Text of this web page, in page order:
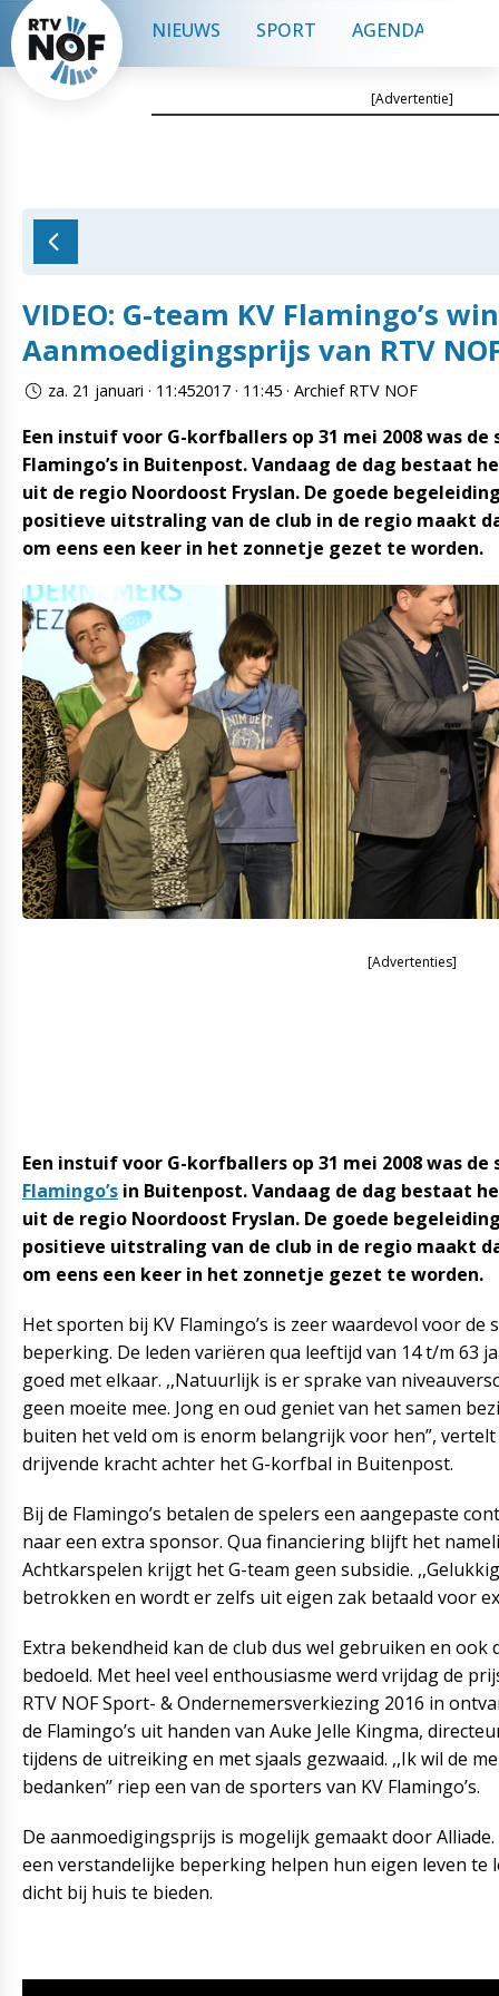
NIEUWS SPORT AGENDA
[Advertentie]
VIDEO: G-team KV Flamingo’s
Aanmoedigingsprijs van RTV
za. 21 januari · 11:452017 · 11:45 · Archief RTV NOF
Een instuif voor G-korfballers op 31 mei 2008 was
Flamingo’s in Buitenpost. Vandaag de dag bestaat
uit de regio Noordoost Fryslan. De goede
positieve uitstraling van de club in de regio maakt
om eens een keer in het zonnetje gezet te worden.
[Advertenties]
Een instuif voor G-korfballers op 31 mei 2008 was
Flamingo’s in Buitenpost. Vandaag de dag bestaat
uit de regio Noordoost Fryslan. De goede
positieve uitstraling van de club in de regio maakt
om eens een keer in het zonnetje gezet te worden.
Het sporten bij KV Flamingo’s is zeer waardevol voor
beperking. De leden variëren qua leeftijd van 14 t/m 63
goed met elkaar. ,,Natuurlijk is er sprake van
geen moeite mee. Jong en oud geniet van het samen
buiten het veld om is enorm belangrijk voor hen”,
drijvende kracht achter het G-korfbal in Buitenpost.
Bij de Flamingo’s betalen de spelers een aangepaste
naar een extra sponsor. Qua financiering blijft het
Achtkarspelen krijgt het G-team geen subsidie.
betrokken en wordt er zelfs uit eigen zak betaald voor
Extra bekendheid kan de club dus wel gebruiken en
bedoeld. Met heel veel enthousiasme werd vrijdag de
RTV NOF Sport- & Ondernemersverkiezing 2016 in
de Flamingo’s uit handen van Auke Jelle Kingma,
tijdens de uitreiking en met sjaals gezwaaid. ,,Ik wil de
bedanken’’ riep een van de sporters van KV Flamingo’s.
De aanmoedigingsprijs is mogelijk gemaakt door
een verstandelijke beperking helpen hun eigen leven
dicht bij huis te bieden.